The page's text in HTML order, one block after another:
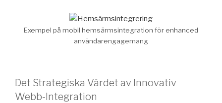
Exempel på mobil hemsärmsintegration för enhanced
användarengagemang
Det Strategiska Värdet av Innovativ
Webb-Integration